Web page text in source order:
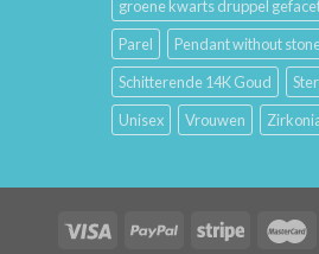
groene kwarts druppel
Parel
Pendant without
Schitterende 14K Goud
Unisex
Vrouwen